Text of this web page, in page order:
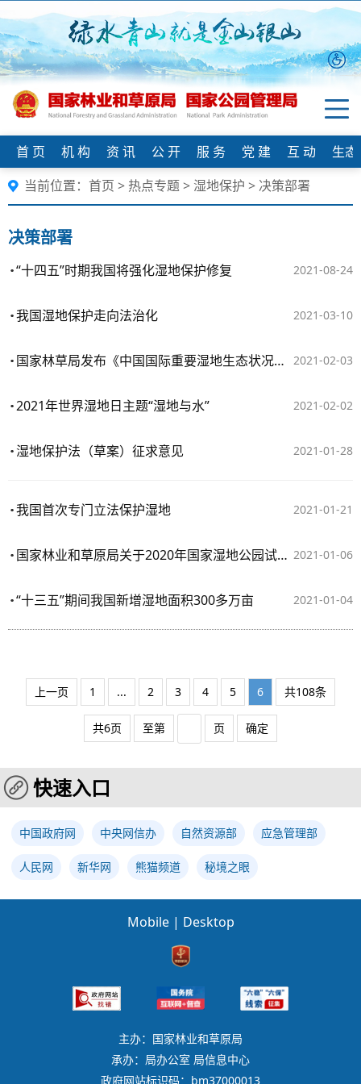
首 页 机 构 资 讯 公 开 服 务 党 建 互 动
生
当前位置： 首页 > 热点专题> 湿地保护 > 决策部署
决策部署
2021-08-24
“十四五”时期我国将强化湿地保护修复
2021-03-10
我国湿地保护走向法治化
2021-02-03
国家林草局发布《中国国际重要湿地生态状况》白皮书
2021-02-02
2021年世界湿地日主题“湿地与水”
2021-01-28
湿地保护法（草案）征求意见
2021-01-21
我国首次专门立法保护湿地
2021-01-06
国家林业和草原局关于2020年国家湿地公园试点验收结果的通知
2021-01-04
“十三五”期间我国新增湿地面积300多万亩
上一页 1 ... 2 3 4 5 6 共108条
共6页 至第 页 确定
快速入口
中国政府网 中央网信办 自然资源部 应急管理部
人民网 新华网 熊猫频道 秘境之眼
Mobile | Desktop
主办：国家林业和草原局
承办：局办公室 局信息中心
政府网站标识码：bm37000013